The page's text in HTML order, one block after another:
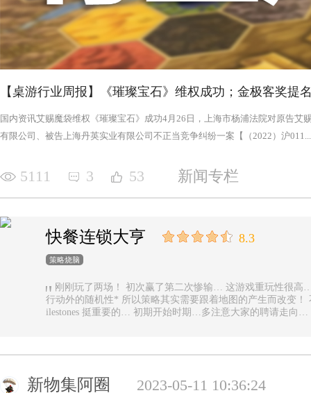
【桌游行业周报】《璀璨宝石》维权成功；金极客奖提
国内资讯艾赐魔袋维权《璀璨宝石》成功4月26日，上海市杨浦法院对原告艾
有限公司、被告上海丹英实业有限公司不正当竞争纠纷一案【（2022）沪011...
5111 3 53 新闻专栏
快餐连锁大亨 8.3
策略烧脑
刚刚玩了两场！ 初次赢了第二次惨输… 这游戏重玩性很高… 主要是唯一的随机性是地图… 除了玩家
行动外的随机性* 所以策略其实需要跟着地图的产生而改变！ 不能一直使用一样的科技书！ 然后记得m
ilestones 挺重要的… 初期开始时期…多注意大家的聘请走向
新物集阿圈 2023-05-11 10:36:24